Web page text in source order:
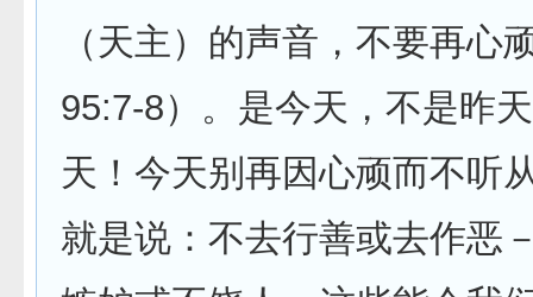
（天主）的声音，不要再心
95:7-8）。是今天，不是昨
天！今天别再因心顽而不听
就是说：不去行善或去作恶